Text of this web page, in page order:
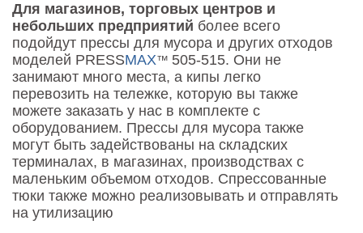
Для магазинов, торговых центров и
небольших предприятий более всего
подойдут прессы для мусора и других отходов
моделей PRESSMAX™ 505-515. Они не
занимают много места, а кипы легко
перевозить на тележке, которую вы также
можете заказать у нас в комплекте с
оборудованием. Прессы для мусора также
могут быть задействованы на складских
терминалах, в магазинах, производствах с
маленьким объемом отходов. Спрессованные
тюки также можно реализовывать и отправлять
на утилизацию